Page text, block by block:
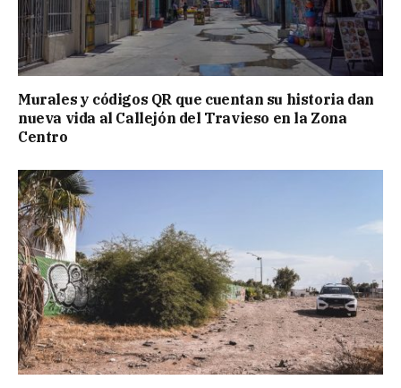
Murales y códigos QR que cuentan su historia dan
nueva vida al Callejón del Travieso en la Zona
Centro